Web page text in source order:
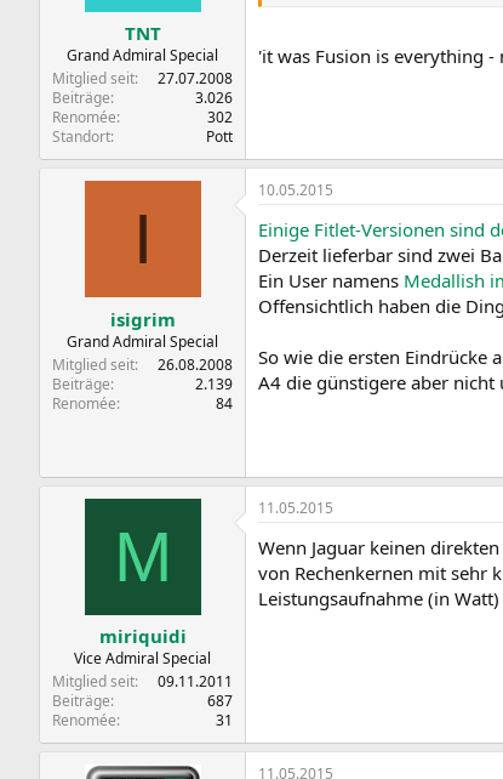
TNT
Grand Admiral Special
Mitglied seit
27.07.2008
Beiträge
3.026
Renomée
302
Standort
Pott
'it was Fusion is everything -
I
isigrim
Grand Admiral Special
Mitglied seit
26.08.2008
Beiträge
2.139
Renomée
84
10.05.2015
Einige Fitlet-Versionen sind
Derzeit lieferbar sind zwei
Ein User namens Medallish
Offensichtlich haben die
So wie die ersten Eindrücke
A4 die günstigere aber nicht
M
miriquidi
Vice Admiral Special
Mitglied seit
09.11.2011
Beiträge
687
Renomée
31
11.05.2015
Wenn Jaguar keinen
von Rechenkernen mit sehr
Leistungsaufnahme (in
11.05.2015